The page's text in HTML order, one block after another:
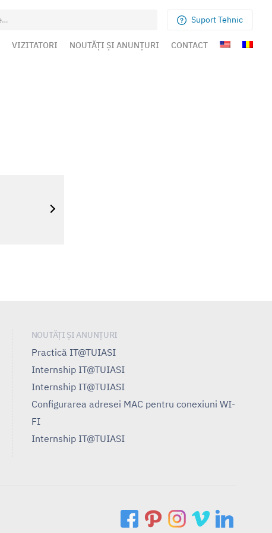
Suport Tehnic
VIZITATORI NOUTĂȚI ȘI ANUNȚURI CONTACT
NOUTĂȚI ȘI ANUNȚURI
Practică IT@TUIASI
Internship IT@TUIASI
Internship IT@TUIASI
Configurarea adresei MAC pentru conexiuni WI-
FI
Internship IT@TUIASI